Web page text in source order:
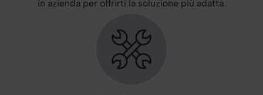
in azienda per offrirti la soluzione più adatta.